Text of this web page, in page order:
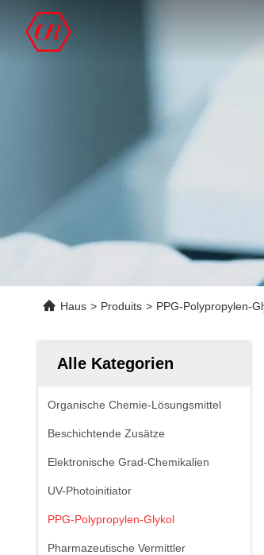
Haus > Produits > PPG-Polypropylen-
Alle Kategorien
Organische Chemie-Lösungsmittel
Beschichtende Zusätze
Elektronische Grad-Chemikalien
UV-Photoinitiator
PPG-Polypropylen-Glykol
Pharmazeutische Vermittler